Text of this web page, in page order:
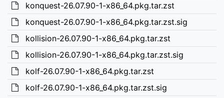
konquest-26.07.90-1-x86_64.pkg.tar.zst
konquest-26.07.90-1-x86_64.pkg.tar.zst.sig
kollision-26.07.90-1-x86_64.pkg.tar.zst
kollision-26.07.90-1-x86_64.pkg.tar.zst.sig
kolf-26.07.90-1-x86_64.pkg.tar.zst
kolf-26.07.90-1-x86_64.pkg.tar.zst.sig